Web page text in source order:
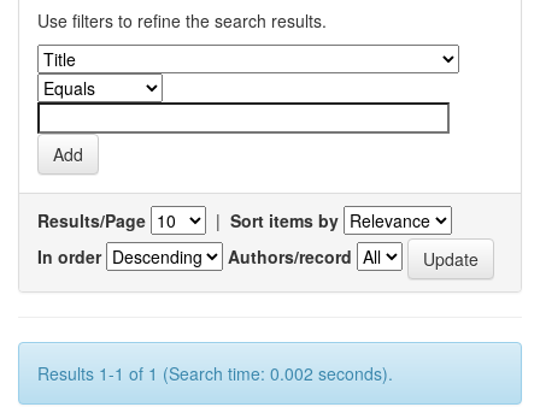
Use filters to refine the search results.
Results/Page | Sort items by
In order
Authors/record
Results 1-1 of 1 (Search time: 0.002 seconds).